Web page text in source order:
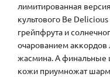
лимитированная
культового Be
грейпфрута и
очарованием
жасмина. А финальные
кожи приумножат